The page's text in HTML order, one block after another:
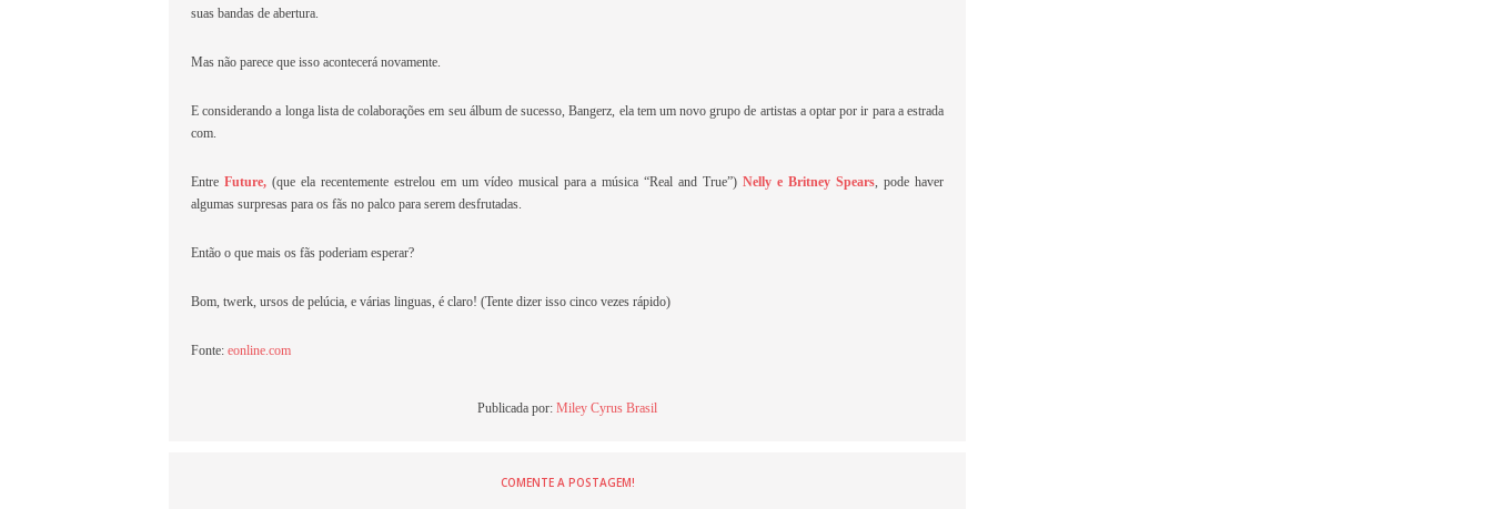
suas bandas de abertura.
Mas não parece que isso acontecerá novamente.
E considerando a longa lista de colaborações em seu álbum de sucesso, Bangerz, ela tem um novo grupo de artistas a optar por ir para a estrada
com.
Entre Future,(que ela recentemente estrelou em um vídeo musical para a música “Real and True”)Nelly e Britney Spears , pode haver
algumas surpresas para os fãs no palco para serem desfrutadas.
Então o que mais os fãs poderiam esperar?
Bom, twerk, ursos de pelúcia, e várias linguas, é claro! (Tente dizer isso cinco vezes rápido)
Fonte: eonline.com
Publicada por: Miley Cyrus Brasil
COMENTE A POSTAGEM!